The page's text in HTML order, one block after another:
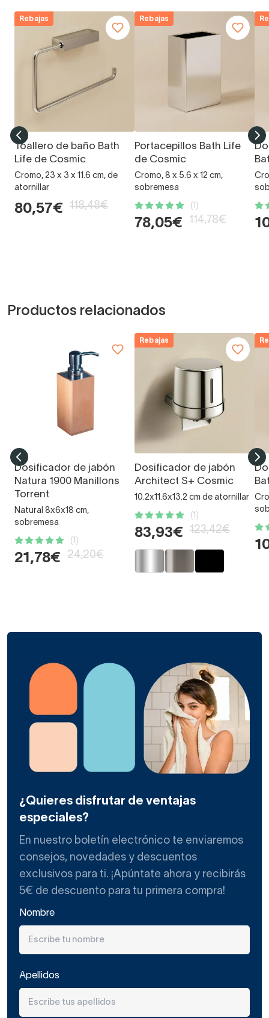
Rebajas
Toallero de baño Bath
Life de Cosmic
Cromo, 23 x 3 x 11.6 cm, de
atornillar
80,57€ 118,48€
Rebajas
Portacepillos Bath Life
de Cosmic
Cromo, 8 x 5.6 x 12 cm,
sobremesa
(1)
78,05€ 114,78€
Productos relacionados
Dosificador de jabón
Natura 1900 Manillons
Torrent
Natural 8x6x18 cm,
sobremesa
(1)
21,78€ 24,20€
Rebajas
Dosificador de jabón
Architect S+ Cosmic
10.2x11.6x13.2 cm de atornillar
(1)
83,93€ 123,42€
¿Quieres disfrutar de ventajas
especiales?
En nuestro boletín electrónico te enviaremos
consejos, novedades y descuentos
exclusivos para ti. ¡Apúntate ahora y recibirás
5€ de descuento para tu primera compra!
Nombre
Apellidos